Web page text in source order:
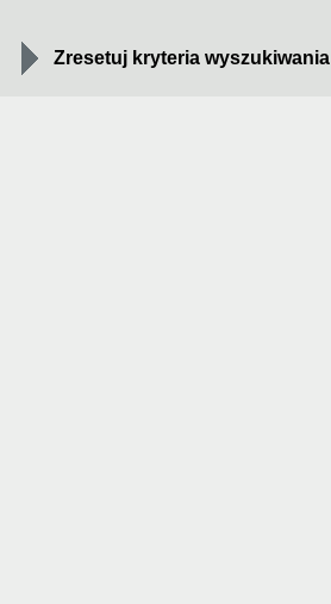
Zresetuj kryteria wyszukiwania